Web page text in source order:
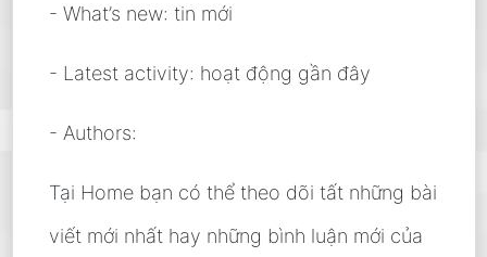
- What’s new: tin mới
- Latest activity: hoạt động gần đây
- Authors:
Tại Home bạn có thể theo dõi tất những bài
viết mới nhất hay những bình luận mới của